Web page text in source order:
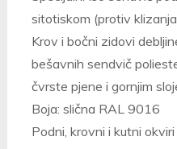
sitotiskom (protiv
Krov i bočni zidovi
bešavnih sendvič
čvrste pjene i gornjim
Boja: slična RAL 9016
Podni, krovni i kutni